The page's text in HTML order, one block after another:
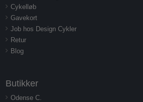
Cykelløb
Gavekort
Job hos Design Cykler
Retur
Blog
Butikker
Odense C.